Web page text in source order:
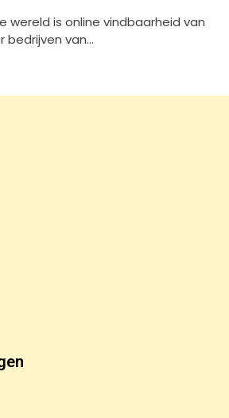
wereld is online vindbaarheid van
bedrijven van…